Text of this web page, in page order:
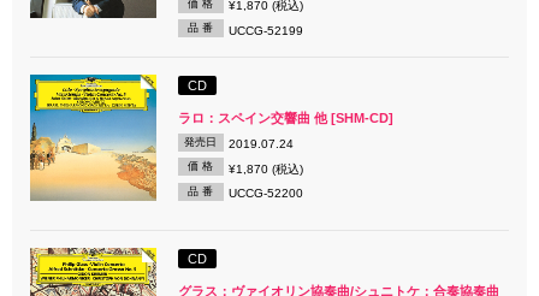
価 格 ¥1,870 (税込)
品 番 UCCG-52199
CD
ラロ：スペイン交響曲 他 [SHM-CD]
発売日 2019.07.24
価 格 ¥1,870 (税込)
品 番 UCCG-52200
CD
グラス：ヴァイオリン協奏曲/シュニトケ：合奏協奏曲